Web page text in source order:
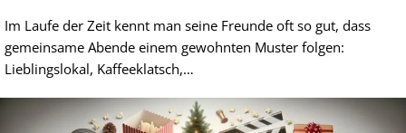
Im Laufe der Zeit kennt man seine Freunde oft so gut, dass
gemeinsame Abende einem gewohnten Muster folgen:
Lieblingslokal, Kaffeeklatsch,…